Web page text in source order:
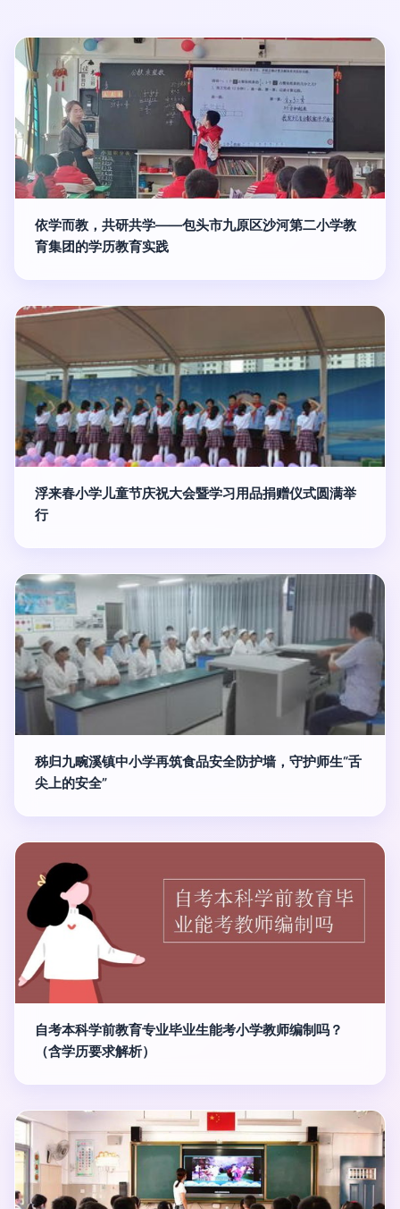
依学而教，共研共学——包头市九原区沙河第二小学教
育集团的学历教育实践
浮来春小学儿童节庆祝大会暨学习用品捐赠仪式圆满举
行
秭归九畹溪镇中小学再筑食品安全防护墙，守护师生“舌
尖上的安全”
自考本科学前教育专业毕业生能考小学教师编制吗？
（含学历要求解析）